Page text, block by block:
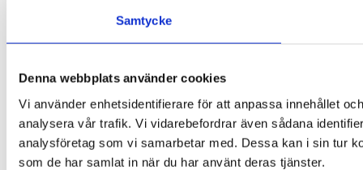
Samtycke
Denna webbplats använder cookies
Vi använder enhetsidentifierare för att anpassa innehållet
analysera vår trafik. Vi vidarebefordrar även sådana
analysföretag som vi samarbetar med. Dessa kan i sin tur
som de har samlat in när du har använt deras tjänster.